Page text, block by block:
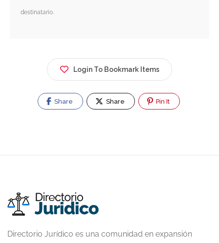
destinatario.
Login To Bookmark Items
Share Share Pin It
Directorio Jurídico es una comunidad en expansión